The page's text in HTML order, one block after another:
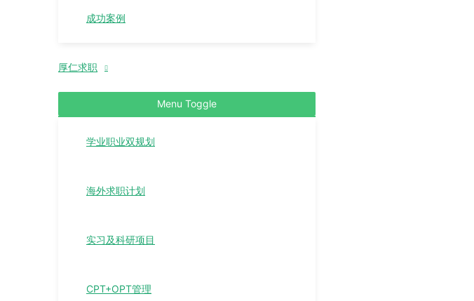
成功案例
厚仁求职
Menu Toggle
学业职业双规划
海外求职计划
实习及科研项目
CPT+OPT管理